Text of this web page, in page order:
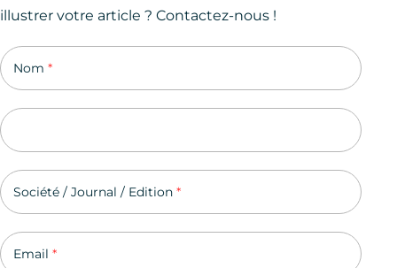
illustrer votre article ? Contactez-nous !
Contact presse
Nom *
Société / Journal / Edition *
Email *